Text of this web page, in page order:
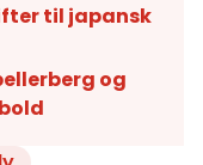
til japansk
og